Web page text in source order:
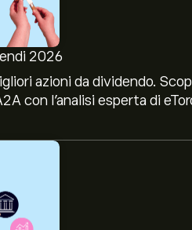
2026
azioni da dividendo.
con l’analisi esperta di